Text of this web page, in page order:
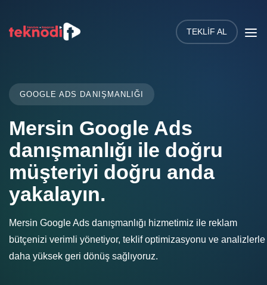
TEKLIF AL
GOOGLE ADS DANIŞMANLIĞI
Mersin Google Ads
danışmanlığı ile doğru
müşteriyi doğru anda
yakalayın.
Mersin Google Ads danışmanlığı hizmetimiz ile reklam
bütçenizi verimli yönetiyor, teklif optimizasyonu ve analizlerle
daha yüksek geri dönüş sağlıyoruz.